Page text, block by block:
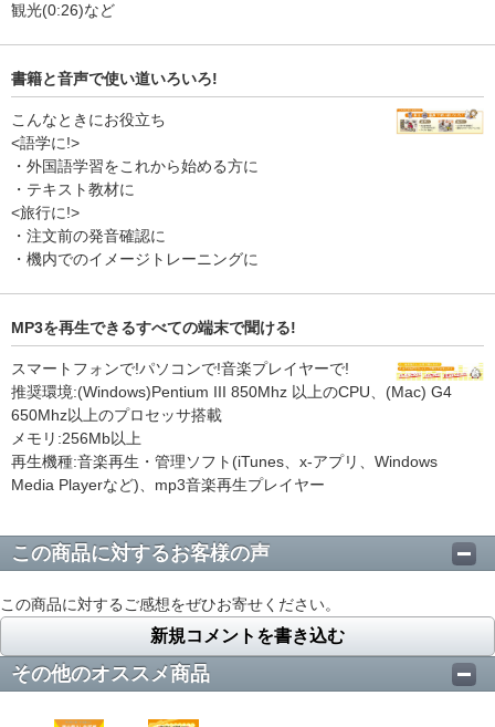
観光(0:26)など
書籍と音声で使い道いろいろ!
こんなときにお役立ち
<語学に!>
・外国語学習をこれから始める方に
・テキスト教材に
<旅行に!>
・注文前の発音確認に
・機内でのイメージトレーニングに
MP3を再生できるすべての端末で聞ける!
スマートフォンで!パソコンで!音楽プレイヤーで!
推奨環境:(Windows)Pentium III 850Mhz 以上のCPU、(Mac) G4
650Mhz以上のプロセッサ搭載
メモリ:256Mb以上
再生機種:音楽再生・管理ソフト(iTunes、x-アプリ、Windows
Media Playerなど)、mp3音楽再生プレイヤー
この商品に対するお客様の声
この商品に対するご感想をぜひお寄せください。
新規コメントを書き込む
その他のオススメ商品